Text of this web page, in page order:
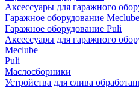
Аксессуары для гаражного
Гаражное оборудование Meclube
Гаражное оборудование Puli
Аксессуары для гаражного
Meclube
Puli
Маслосборники
Устройства для слива